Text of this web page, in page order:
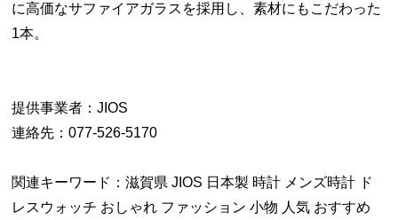
に高価なサファイアガラスを採用し、素材にもこだわった
1本。
提供事業者：JIOS
連絡先：077-526-5170
関連キーワード：滋賀県 JIOS 日本製 時計 メンズ時計 ド
レスウォッチ おしゃれ ファッション 小物 人気 おすすめ